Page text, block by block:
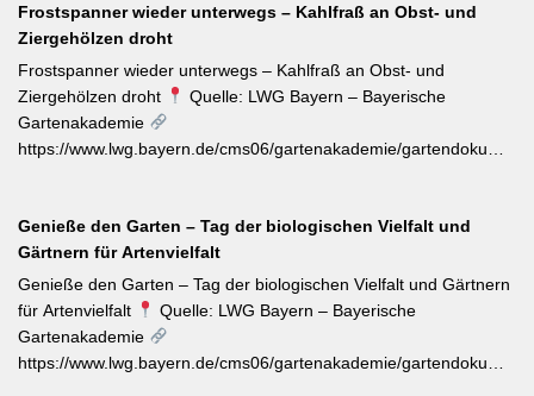
dem Boden — konsequent entfernt werden, da sie die veredelte
Sorte verdrängen. Kletterrosen wie ‚Sympathie‘ müssen neues
Riebtentrieb durch Anbinden in die gewünschte Richtung geleitet
werden. Ab Ende Juni ist die Hochblüte zudem die beste Zeit für
Veredelungen: robuste Sorten lassen sich jetzt mit jungen
Unterlagen zusammenbringen. Eine schnell wirkende
Spätsommer.
Frostspanner wieder unterwegs – Kahlfraß an Obst- und
Ziergehölzen droht
Frostspanner wieder unterwegs – Kahlfraß an Obst- und
Ziergehölzen droht
Quelle: LWG Bayern – Bayerische
Gartenakademie
https://www.lwg.bayern.de/cms06/gartenakademie/
Apfelbäumen, Rosen, Ahorn und Hartriegel. Die charakteristisch
„katzenbuckelnd“ krabbelenden Larven des Kleinen und Großen
Frostspanners können bei Massenbefall kahlen Fraß
verursachen. Gegenmaßnahmen: Leimringe ab Herbst, gezielter
Meisen-Förderung und – falls nötig – biologische
Pflanzenschutzmittel. [Thema-Tag: #Schädlingsbekämpfung
Genieße den Garten – Tag der biologischen Vielfalt und
Gärtnern für Artenvielfalt
Genieße den Garten – Tag der biologischen Vielfalt und Gärtnern
für Artenvielfalt
Quelle: LWG Bayern – Bayerische
Gartenakademie
https://www.lwg.bayern.de/cms06/gartenakademie/